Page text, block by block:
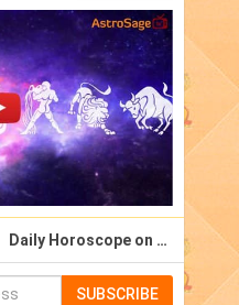
Daily Horoscope on Email
SUBSCRIBE